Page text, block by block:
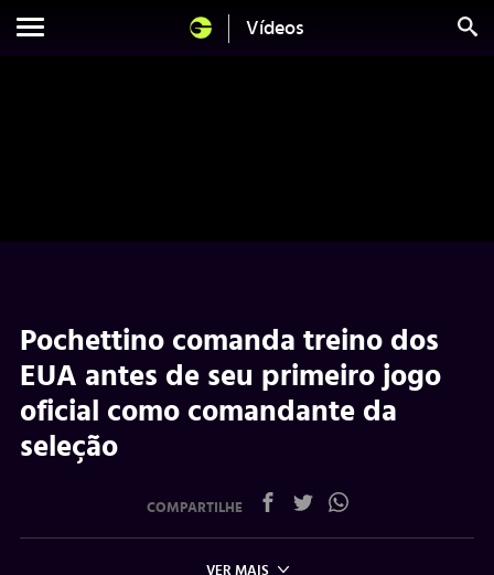
Vídeos
Pochettino comanda treino dos
EUA antes de seu primeiro jogo
oficial como comandante da
seleção
COMPARTILHE
VER MAIS